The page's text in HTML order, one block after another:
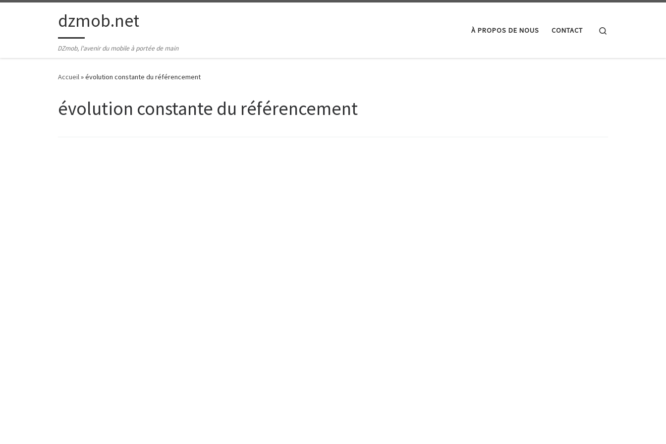
Passer au contenudzmob.net
DZmob, l'avenir du mobile à portée de main
À PROPOS DE NOUS CONTACT
Accueil»évolution constante du référencement
évolution constante du référencement